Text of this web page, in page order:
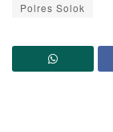
Polres Solok